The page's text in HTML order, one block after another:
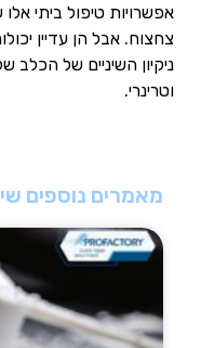
אפשרויות טיפול ביתי אלו
צחצוח. אבל הן עדיין
ניקיון השיניים של הכלב
וטרינרי.
מאמרים נוספים